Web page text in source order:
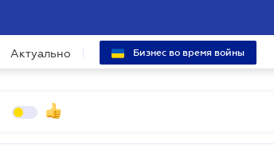
Актуально Бизнес во время войны